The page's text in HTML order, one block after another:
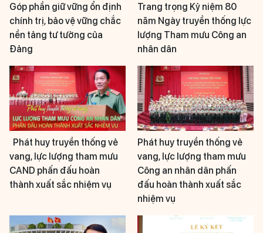
Góp phần giữ vững ổn định
chính trị, bảo vệ vững chắc
nền tảng tư tưởng của
Đảng
Trang trọng Kỷ niệm 80
năm Ngày truyền thống lực
lượng Tham mưu Công an
nhân dân
Phát huy truyền thống vẻ
vang, lực lượng tham mưu
CAND phấn đấu hoàn
thành xuất sắc nhiệm vụ
Phát huy truyền thống vẻ
vang, lực lượng tham mưu
Công an nhân dân phấn
đấu hoàn thành xuất sắc
nhiệm vụ